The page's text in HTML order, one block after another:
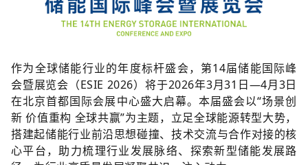
作为全球储能行业的年度标杆盛会， 第14届储能国际峰
会暨展览会（ESIE 2026）将于2026年3月31日—4月3日
在北京首都国际会展中心盛大启幕。 本届盛会以“场景创
新 价值重构 全球共赢”为主题，立足全球能源转型大势，
搭建起储能行业前沿思想碰撞、技术交流与合作对接的核
心平台，助力梳理行业发展脉络、探索新型储能发展路